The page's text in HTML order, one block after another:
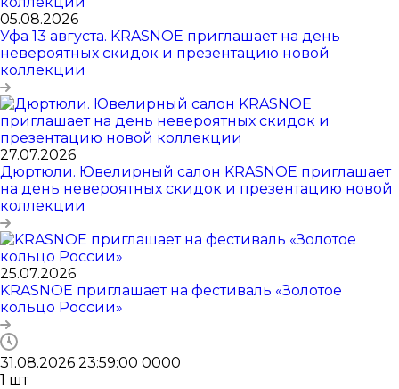
05.08.2026
Уфа 13 августа. KRASNOE приглашает на день
невероятных скидок и презентацию новой
коллекции
27.07.2026
Дюртюли. Ювелирный салон KRASNOE приглашает
на день невероятных скидок и презентацию новой
коллекции
25.07.2026
KRASNOE приглашает на фестиваль «Золотое
кольцо России»
31.08.2026 23:59:00 0000
1 шт